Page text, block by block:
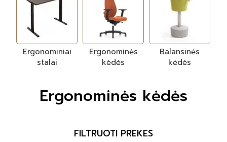
Ergonominiai
stalai
Ergonominės
kėdės
Balansinės
kėdės
Ergonominės kėdės
FILTRUOTI PREKES